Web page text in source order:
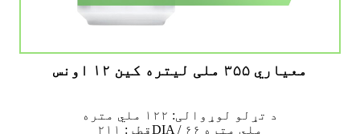
معیاري ۳۵۵ ملی لیتره کین ۱۲ اونس
د تړلو لوړوالی: ۱۲۲ ملي متره
قطر: ۲۱۱DIA / ۶۶ ملي متره